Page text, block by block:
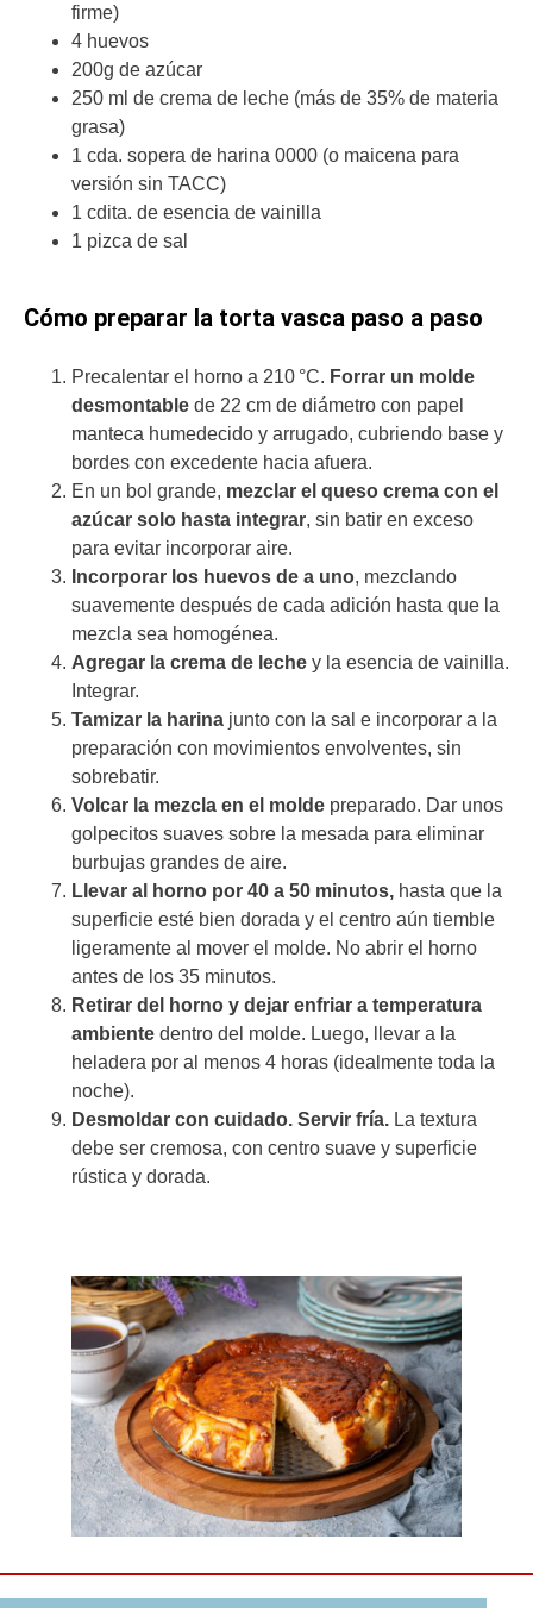
firme)
4 huevos
200g de azúcar
250 ml de crema de leche (más de 35% de materia
grasa)
1 cda. sopera de harina 0000 (o maicena para
versión sin TACC)
1 cdita. de esencia de vainilla
1 pizca de sal
Cómo preparar la torta vasca paso a paso
Precalentar el horno a 210 °C. Forrar un molde
desmontable de 22 cm de diámetro con papel
manteca humedecido y arrugado, cubriendo base y
bordes con excedente hacia afuera.
En un bol grande, mezclar el queso crema con el
azúcar solo hasta integrar, sin batir en exceso
para evitar incorporar aire.
Incorporar los huevos de a uno, mezclando
suavemente después de cada adición hasta que la
mezcla sea homogénea.
Agregar la crema de leche y la esencia de vainilla.
Integrar.
Tamizar la harina junto con la sal e incorporar a la
preparación con movimientos envolventes, sin
sobrebatir.
Volcar la mezcla en el molde preparado. Dar unos
golpecitos suaves sobre la mesada para eliminar
burbujas grandes de aire.
Llevar al horno por 40 a 50 minutos, hasta que la
superficie esté bien dorada y el centro aún tiemble
ligeramente al mover el molde. No abrir el horno
antes de los 35 minutos.
Retirar del horno y dejar enfriar a temperatura
ambiente dentro del molde. Luego, llevar a la
heladera por al menos 4 horas (idealmente toda la
noche).
Desmoldar con cuidado. Servir fría. La textura
debe ser cremosa, con centro suave y superficie
rústica y dorada.